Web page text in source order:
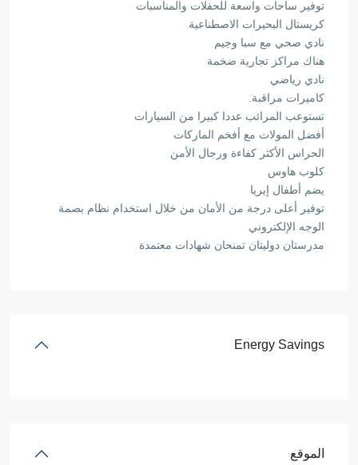
توفير ساحات واسعة للحفلات والمناسبات
كريستال البحيرات الاصطناعية
نادي صحي مع سبا وجيم
هناك مراكز تجارية ضخمة
نادي رياضي
كاميرات مراقبة.
تستوعب المرائب عددا كبيرا من السيارات
أفضل المولات مع أفخم الماركات
الحراس الأكثر كفاءة ورجال الأمن
كلوب هاوس
يضم أطفال إيريا
توفير أعلى درجة من الأمان من خلال استخدام نظام بصمة
الوجه الإلكتروني
مدرستان دوليتان تمنحان شهادات معتمدة
Energy Savings
الموقع